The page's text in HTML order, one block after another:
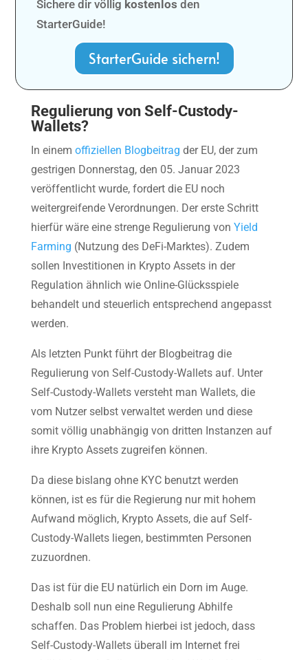
Sichere dir völlig kostenlos den
StarterGuide!
StarterGuide sichern!
Regulierung von Self-Custody-
Wallets?
In einem offiziellen Blogbeitrag der EU, der zum
gestrigen Donnerstag, den 05. Januar 2023
veröffentlicht wurde, fordert die EU noch
weitergreifende Verordnungen. Der erste Schritt
hierfür wäre eine strenge Regulierung von Yield
Farming (Nutzung des DeFi-Marktes). Zudem
sollen Investitionen in Krypto Assets in der
Regulation ähnlich wie Online-Glücksspiele
behandelt und steuerlich entsprechend angepasst
werden.
Als letzten Punkt führt der Blogbeitrag die
Regulierung von Self-Custody-Wallets auf. Unter
Self-Custody-Wallets versteht man Wallets, die
vom Nutzer selbst verwaltet werden und diese
somit völlig unabhängig von dritten Instanzen auf
ihre Krypto Assets zugreifen können.
Da diese bislang ohne KYC benutzt werden
können, ist es für die Regierung nur mit hohem
Aufwand möglich, Krypto Assets, die auf Self-
Custody-Wallets liegen, bestimmten Personen
zuzuordnen.
Das ist für die EU natürlich ein Dorn im Auge.
Deshalb soll nun eine Regulierung Abhilfe
schaffen. Das Problem hierbei ist jedoch, dass
Self-Custody-Wallets überall im Internet frei